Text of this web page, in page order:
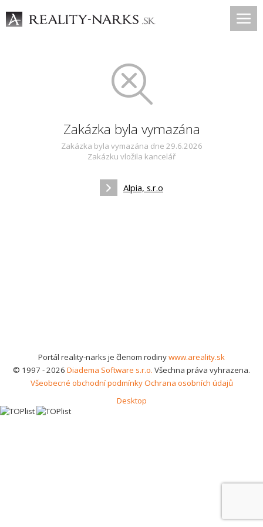
Zakázka byla vymazána
Zakázka byla vymazána dne 29.6.2026
Zakázku vložila kancelář
Alpia, s.r.o
Portál reality-narks je členom rodinywww.areality.sk
© 1997 - 2026 Diadema Software s.r.o. Všechna práva vyhrazena.
Všeobecné obchodní podmínkyOchrana osobních údajů
Desktop